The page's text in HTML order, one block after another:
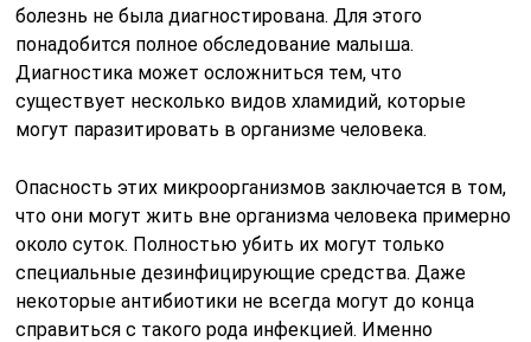
болезнь не была диагностирована. Для этого
понадобится полное обследование малыша.
Диагностика может осложниться тем, что
существует несколько видов хламидий, которые
могут паразитировать в организме человека.
Опасность этих микроорганизмов заключается в том,
что они могут жить вне организма человека примерно
около суток. Полностью убить их могут только
специальные дезинфицирующие средства. Даже
некоторые антибиотики не всегда могут до конца
справиться с такого рода инфекцией. Именно